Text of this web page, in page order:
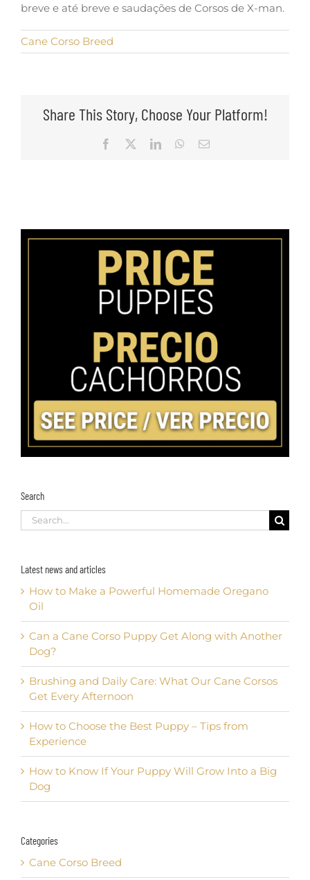
breve e até breve e saudações de Corsos de X-man.
Cane Corso Breed
Share This Story, Choose Your Platform!
Facebook LinkedInWhatsApp
Email
Search
Search
for:
Latest news and articles
How to Make a Powerful Homemade Oregano
Oil
Can a Cane Corso Puppy Get Along with Another
Dog?
Brushing and Daily Care: What Our Cane Corsos
Get Every Afternoon
How to Choose the Best Puppy – Tips from
Experience
How to Know If Your Puppy Will Grow Into a Big
Dog
Categories
Cane Corso Breed